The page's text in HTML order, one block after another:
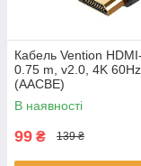
Кабель Vention
0.75 m, v2.0, 4K 60Hz
(AACBE)
В наявності
99 ₴ 139 ₴